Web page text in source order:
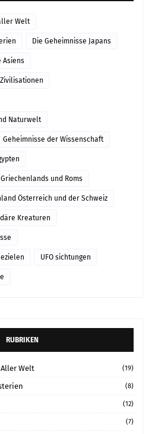
Welt
Die Geheimnisse Japans
Asiens
Naturwelt
Geheimnisse der Wissenschaft
und Roms
Österreich und der Schweiz
Kreaturen
UFO sichtungen
RUBRIKEN
Welt (19)
(8)
(12)
(7)